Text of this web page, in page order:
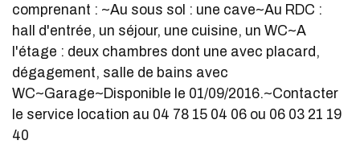
comprenant : ~Au sous sol : une cave~Au RDC :
hall d'entrée, un séjour, une cuisine, un WC~A
l'étage : deux chambres dont une avec placard,
dégagement, salle de bains avec
WC~Garage~Disponible le 01/09/2016.~Contacter
le service location au 04 78 15 04 06 ou 06 03 21 19
40